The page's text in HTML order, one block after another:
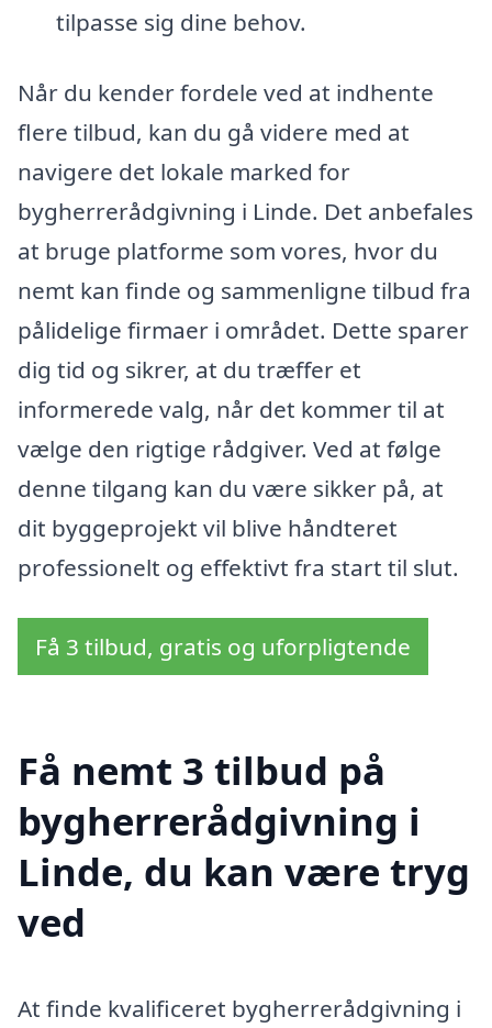
tilpasse sig dine behov.
Når du kender fordele ved at indhente
flere tilbud, kan du gå videre med at
navigere det lokale marked for
bygherrerådgivning i Linde. Det anbefales
at bruge platforme som vores, hvor du
nemt kan finde og sammenligne tilbud fra
pålidelige firmaer i området. Dette sparer
dig tid og sikrer, at du træffer et
informerede valg, når det kommer til at
vælge den rigtige rådgiver. Ved at følge
denne tilgang kan du være sikker på, at
dit byggeprojekt vil blive håndteret
professionelt og effektivt fra start til slut.
Få 3 tilbud, gratis og uforpligtende
Få nemt 3 tilbud på
bygherrerådgivning i
Linde, du kan være tryg
ved
At finde kvalificeret bygherrerådgivning i